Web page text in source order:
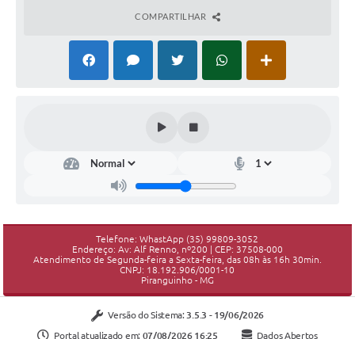
COMPARTILHAR
Telefone: WhastApp (35) 99809-3052
Endereço: Av: Alf Renno, nº200 | CEP: 37508-000
Atendimento de Segunda-feira a Sexta-feira, das 08h às 16h 30min.
CNPJ: 18.192.906/0001-10
Piranguinho - MG
Versão do Sistema: 3.5.3 - 19/06/2026
Portal atualizado em: 07/08/2026 16:25 Dados Abertos